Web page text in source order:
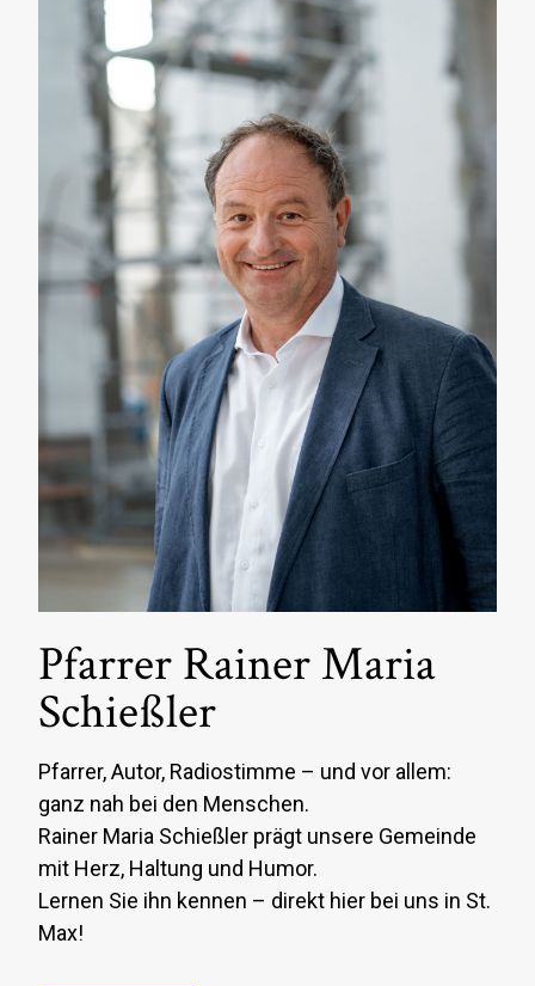
Pfarrer Rainer Maria
Schießler
Pfarrer, Autor, Radiostimme – und vor allem:
ganz nah bei den Menschen.
Rainer Maria Schießler prägt unsere Gemeinde
mit Herz, Haltung und Humor.
Lernen Sie ihn kennen – direkt hier bei uns in St.
Max!